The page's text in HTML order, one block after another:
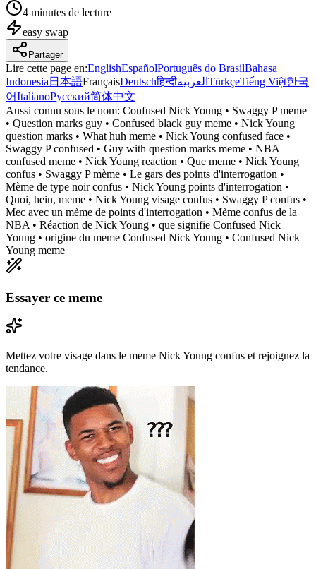
4 minutes de lecture
easy swap
Partager
Lire cette page en:EnglishEspañolPortuguês do BrasilBahasa
Indonesia 日本語FrançaisDeutschहिन्दीالعربية TürkçeTiếng Việt한국
어ItalianoРусский简体中文
Aussi connu sous le nom: Confused Nick Young • Swaggy P meme
• Question marks guy • Confused black guy meme • Nick Young
question marks • What huh meme • Nick Young confused face •
Swaggy P confused • Guy with question marks meme • NBA
confused meme • Nick Young reaction • Que meme • Nick Young
confus • Swaggy P mème • Le gars des points d'interrogation •
Mème de type noir confus • Nick Young points d'interrogation •
Quoi, hein, meme • Nick Young visage confus • Swaggy P confus •
Mec avec un mème de points d'interrogation • Mème confus de la
NBA • Réaction de Nick Young • que signifie Confused Nick
Young • origine du meme Confused Nick Young • Confused Nick
Young meme
Essayer ce meme
Mettez votre visage dans le meme Nick Young confus et rejoignez la
tendance.